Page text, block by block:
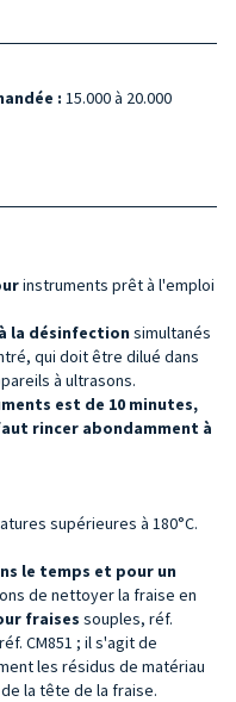
: 15.000 à 20.000
instruments prêt à l'emploi
la désinfection simultanés
qui doit être dilué dans
à ultrasons.
est de 10 minutes,
rincer abondamment à
supérieures à 180°C.
le temps et pour un
de nettoyer la fraise en
fraises souples, réf.
CM851 ; il s'agit de
les résidus de matériau
la tête de la fraise.